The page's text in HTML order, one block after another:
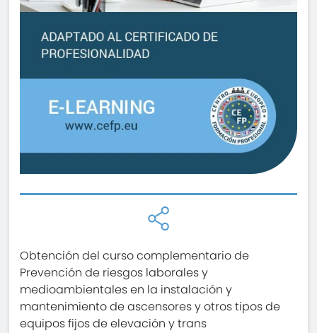
Obtención del curso complementario de
Prevención de riesgos laborales y
medioambientales en la instalación y
mantenimiento de ascensores y otros tipos de
equipos fijos de elevación y trans